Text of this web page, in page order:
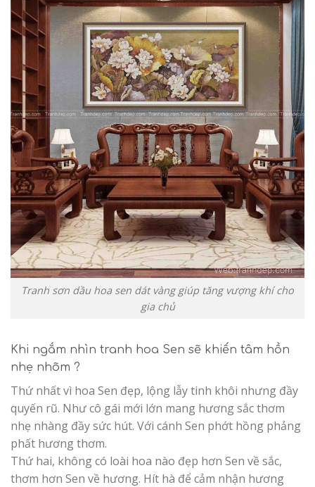
Tranh sơn dầu hoa sen dát vàng giúp tăng vượng khí cho
gia chủ
Khi ngắm nhìn tranh hoa Sen sẽ khiến tâm hồn
nhẹ nhõm ?
Thứ nhất vì hoa Sen đẹp, lộng lẫy tinh khôi nhưng đầy
quyến rũ. Như cô gái mới lớn mang hương sắc thơm
nhẹ nhàng đầy sức hút. Với cánh Sen phớt hồng phảng
phất hương thơm.
Thứ hai, không có loài hoa nào đẹp hơn Sen về sắc,
thơm hơn Sen về hương. Hít hà để cảm nhận hương